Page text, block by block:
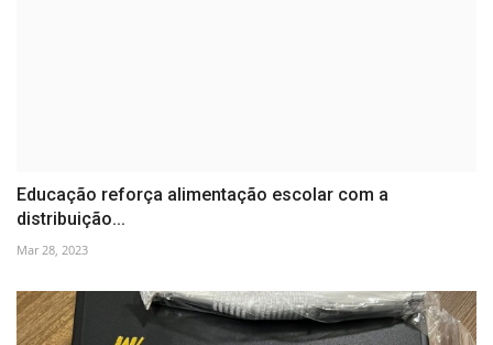
Educação reforça alimentação escolar com a
distribuição...
Mar 28, 2023